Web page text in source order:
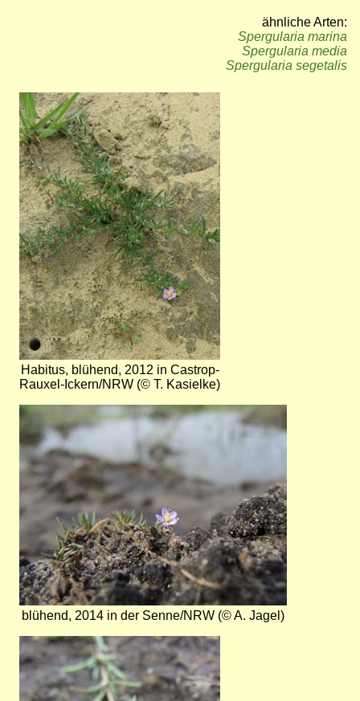
ähnliche Arten:
Spergularia marina
Spergularia media
Spergularia segetalis
Bild
Habitus, blühend, 2012 in Castrop-
Rauxel-Ickern/NRW (© T. Kasielke)
Bild
blühend, 2014 in der Senne/NRW (© A. Jagel)
Bild